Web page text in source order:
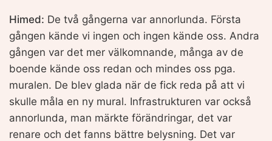
Himed: De två gångerna var annorlunda. Första
gången kände vi ingen och ingen kände oss. Andra
gången var det mer välkomnande, många av de
boende kände oss redan och mindes oss pga.
muralen. De blev glada när de fick reda på att vi
skulle måla en ny mural. Infrastrukturen var också
annorlunda, man märkte förändringar, det var
renare och det fanns bättre belysning. Det var